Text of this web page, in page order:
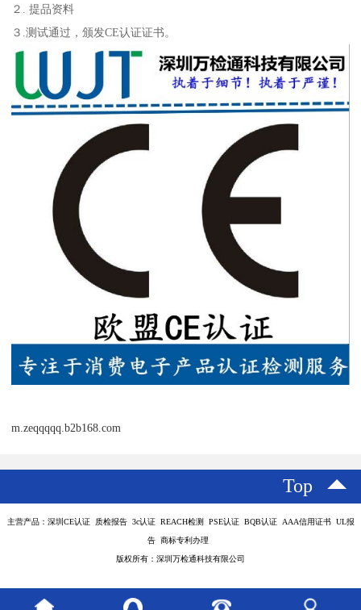
２. 提品资料
３.测试通过，颁发CE认证证书。
m.zeqqqqq.b2b168.com
Top
主营产品：深圳CE认证 质检报告 3c认证 REACH检测 PSE认证 BQB认证 AAA信用证书 UL报
告 商标专利办理
版权所有：深圳万检通科技有限公司